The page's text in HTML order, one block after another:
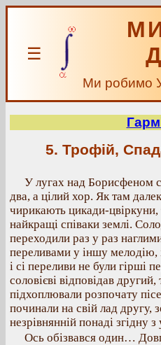
☰
Ми робимо
5. Трофій,
У лугах над Борисфеном
два, а цілий хор. Як там
чирикають цикади-цвіркуни,
найкращі співаки землі.
переходили раз у раз
переливами у іншу мелодію,
і сі переливи не були гірші
соловієві відповідав
підхоплювали розпочату
починали на свій лад другу,
незрівнянній понаді згідну
Ось обізвався один…